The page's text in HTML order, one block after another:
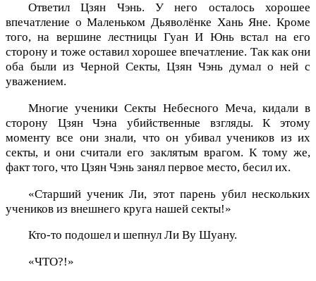
Ответил Цзян Чэнь. У него осталось хорошее
впечатление о Маленьком Дьяволёнке Хань Яне. Кроме
того, на вершине лестницы Гуан И Юнь встал на его
сторону и тоже оставил хорошее впечатление. Так как они
оба были из Черной Секты, Цзян Чэнь думал о ней с
уважением.
Многие ученики Секты Небесного Меча, кидали в
сторону Цзян Чэна убийственные взгляды. К этому
моменту все они знали, что он убивал учеников из их
секты, и они считали его заклятым врагом. К тому же,
факт того, что Цзян Чэнь занял первое место, бесил их.
«Старший ученик Ли, этот парень убил нескольких
учеников из внешнего круга нашей секты!»
Кто-то подошел и шепнул Ли Ву Шуану.
«ЧТО?!»